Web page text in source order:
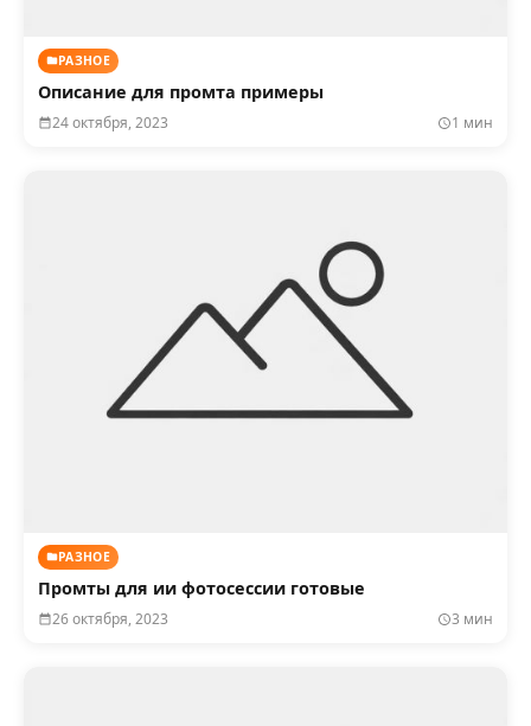
РАЗНОЕ
Описание для промта примеры
24 октября, 2023 1 мин
РАЗНОЕ
Промты для ии фотосессии готовые
26 октября, 2023 3 мин